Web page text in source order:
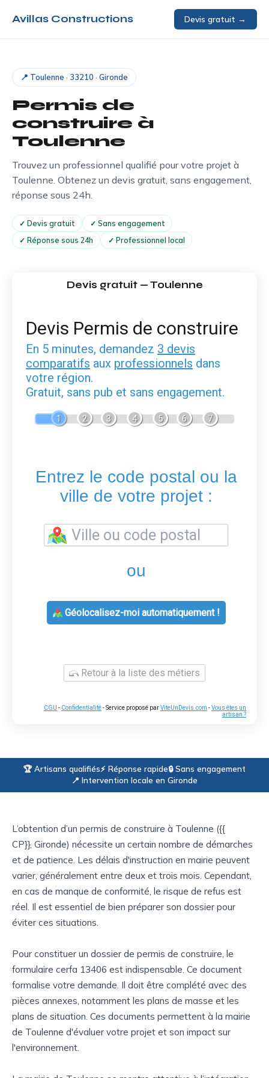
Avillas Constructions Devis gratuit →
📍 Toulenne · 33210 · Gironde
Permis de
construire à
Toulenne
Trouvez un professionnel qualifié pour votre projet à
Toulenne. Obtenez un devis gratuit, sans engagement,
réponse sous 24h.
✓ Devis gratuit
✓ Sans engagement
✓ Réponse sous 24h
✓ Professionnel local
Devis gratuit — Toulenne
Devis Permis de construire
En 5 minutes, demandez 3 devis
comparatifs aux professionnels dans
votre région.
Gratuit, sans pub et sans engagement.
1 2 3 4 5 6 7
Entrez le code postal ou la
ville de votre projet :
ou
Géolocalisez-moi automatiquement !
Retour à la liste des métiers
CGU - Confidentialité- Service proposé parViteUnDevis.com -Vous êtes un
artisan ?
🏆 Artisans qualifiés⚡ Réponse rapide🔒 Sans engagement
📍 Intervention locale en Gironde
L’obtention d’un permis de construire à Toulenne ({{
CP}}, Gironde) nécessite un certain nombre de démarches
et de patience. Les délais d'instruction en mairie peuvent
varier, généralement entre deux et trois mois. Cependant,
en cas de manque de conformité, le risque de refus est
réel. Il est essentiel de bien préparer son dossier pour
éviter ces situations.
Pour constituer un dossier de permis de construire, le
formulaire cerfa 13406 est indispensable. Ce document
formalise votre demande. Il doit être complété avec des
pièces annexes, notamment les plans de masse et les
plans de situation. Ces documents permettent à la mairie
de Toulenne d'évaluer votre projet et son impact sur
l'environnement.